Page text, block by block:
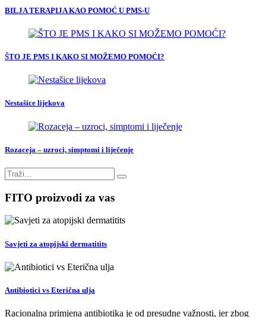
BILJA TERAPIJA KAO POMOĆ U PMS-U
ŠTO JE PMS I KAKO SI MOŽEMO POMOĆI?
Nestašice lijekova
Rozaceja – uzroci, simptomi i liječenje
FITO proizvodi za vas
Savjeti za atopijski dermatitits
Antibiotici vs Eterična ulja
Racionalna primjena antibiotika je od presudne važnosti, jer zbog